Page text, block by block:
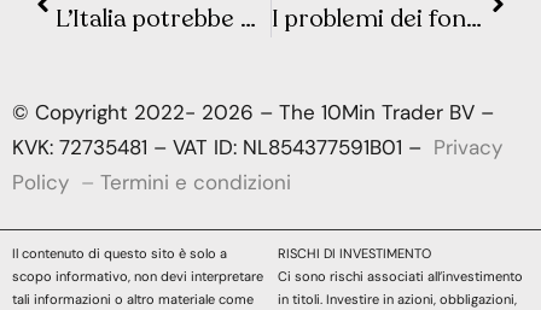
L’Italia potrebbe non essere lontana da una crisi del debito: i rendimenti delle obbligazioni italiane sono già insostenibili I problemi dei fondi pensione del Regno Unito gettano il caos sui mercati obbligazionari globali: è in gioco la credibilità della Bank of England
© Copyright 2022- 2026 – The 10Min Trader BV –
KVK: 72735481 – VAT ID: NL854377591B01 – Privacy
Policy – Termini e condizioni
Il contenuto di questo sito è solo a
scopo informativo, non devi interpretare
tali informazioni o altro materiale come
RISCHI DI INVESTIMENTO
Ci sono rischi associati all’investimento
in titoli. Investire in azioni, obbligazioni,